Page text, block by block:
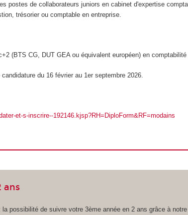
postes de collaborateurs juniors en cabinet d'expertise
trésorier ou comptable en entreprise.
(BTS CG, DUT GEA ou équivalent européen) en
du 16 février au 1er septembre 2026.
et-s-inscrire--192146.kjsp?RH=DiploForm&RF=modains
ans
possibilité de suivre votre 3ème année en 2 ans grâce à